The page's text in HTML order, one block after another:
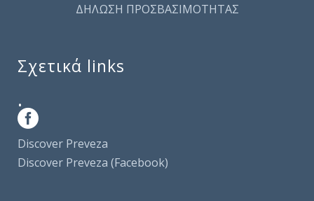
ΔΗΛΩΣΗ ΠΡΟΣΒΑΣΙΜΟΤΗΤΑΣ
Σχετικά links
.
Discover Preveza
Discover Preveza (Facebook)